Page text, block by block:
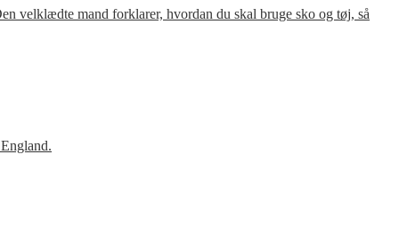
velklædte mand forklarer, hvordan du skal bruge sko og tøj, så